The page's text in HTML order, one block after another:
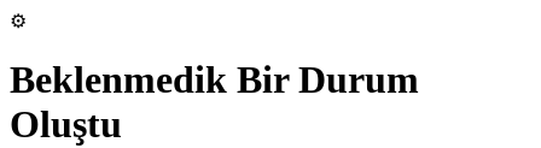
⚙️
Beklenmedik Bir Durum
Oluştu